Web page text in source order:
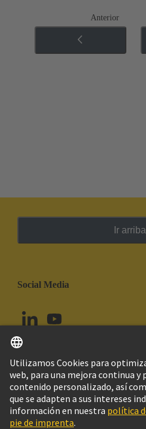
Anterior
Ir arriba
Social Media
Chile Español
© Grupo Tecnológico HARTING